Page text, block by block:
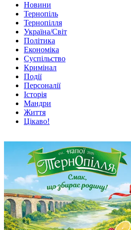
Новини
Тернопіль
Тернопілля
Україна/Світ
Політика
Економіка
Суспільство
Кримінал
Події
Персоналії
Історія
Мандри
Життя
Цікаво!